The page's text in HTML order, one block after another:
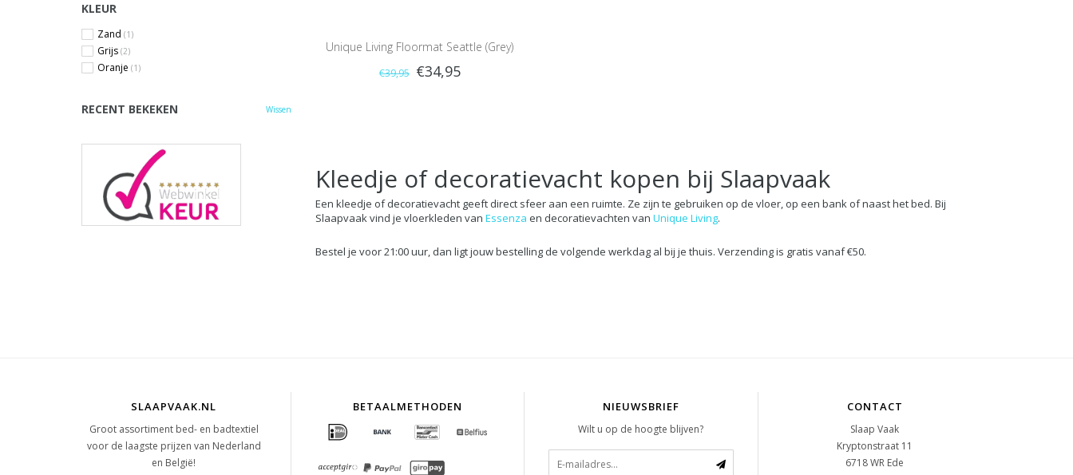
KLEUR
Zand (1)
Grijs (2)
Oranje (1)
RECENT BEKEKEN Wissen
Unique Living Floormat Seattle (Grey)
€39,95 €34,95
Kleedje of decoratievacht kopen bij Slaapvaak
Een kleedje of decoratievacht geeft direct sfeer aan een ruimte. Ze zijn te gebruiken op de vloer, op een bank of naast het bed. Bij
Slaapvaak vind je vloerkleden van Essenza en decoratievachten van Unique Living.
Bestel je voor 21:00 uur, dan ligt jouw bestelling de volgende werkdag al bij je thuis. Verzending is gratis vanaf €50.
SLAAPVAAK.NL
Groot assortiment bed- en badtextiel
voor de laagste prijzen van Nederland
en België!
BETAALMETHODEN NIEUWSBRIEF
Wilt u op de hoogte blijven?
CONTACT
Slaap Vaak
Kryptonstraat 11
6718 WR Ede